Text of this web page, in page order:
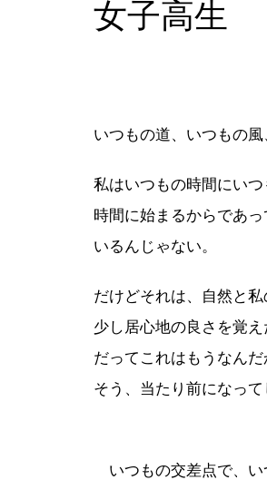
女子高生
いつもの道、いつもの風
私はいつもの時間にい
時間に始まるからであ
いるんじゃない。
だけどそれは、自然と
少し居心地の良さを覚
だってこれはもうなん
そう、当たり前になって
いつもの交差点で、い